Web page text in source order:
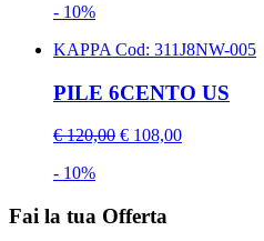
- 10%
KAPPA Cod: 311J8NW-005
PILE 6CENTO US
€ 120,00 € 108,00
- 10%
Fai la tua Offerta